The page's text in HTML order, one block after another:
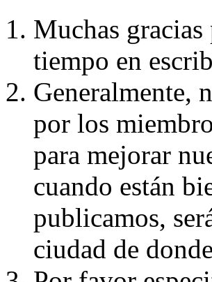
Muchas
tiempo en
Generalmente,
por los
para mejorar
cuando están
publicamos,
ciudad de